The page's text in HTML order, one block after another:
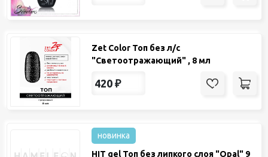
Zet Color Топ без л/с
"Светоотражающий" , 8 мл
420 ₽
новинка
HIT gel Топ без липкого слоя "Opal" 9